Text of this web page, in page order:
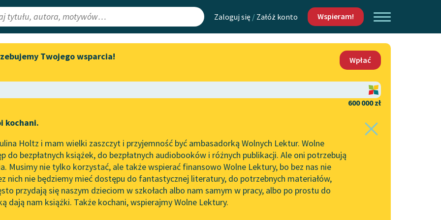
Zaloguj się / Załóż konto Wspieram!
Lektury
redakcyjne
Aktualności
„Prokurator Alicja Horn” do
literatury skandynawskiej
Spotkanie z Katarzyną Tunkiel
w Oslo
102. lata temu zmarł Joseph
Conrad
Mapa Wolnych Lektur
Leśmianator
API
OAI-PMH
Widget Wolnych Lektur
Kontakt
O projekcie
Zasady wykorzystania
Wolnych Lektur
Logotypy
Materiały promocyjne
Twojego wsparcia!
Wpłać
600 000 zł
kochani.
Holtz i mam wielki zaszczyt i przyjemność być ambasadorką Wolnych Lektur. Wolne
do bezpłatnych książek, do bezpłatnych audiobooków i różnych publikacji. Ale oni potrzebują
Musimy nie tylko korzystać, ale także wspierać finansowo Wolne Lektury, bo bez nas nie
nich nie będziemy mieć dostępu do fantastycznej literatury, do potrzebnych materiałów,
przydają się naszym dzieciom w szkołach albo nam samym w pracy, albo po prostu do
dają nam książki. Także kochani, wspierajmy Wolne Lektury.
Andrzej Niemojewski✖